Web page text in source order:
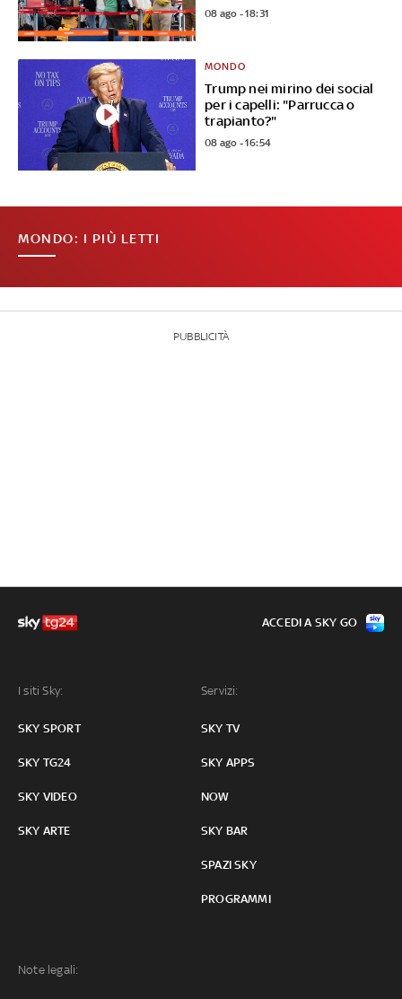
08 ago - 18:31
Trump nei mirino dei social
per i capelli: "Parrucca o
trapianto?"
MONDO
08 ago - 16:54
MONDO: I PIÙ LETTI
PUBBLICITÀ
I siti Sky:
SKY SPORT
SKY TG24
SKY VIDEO
SKY ARTE
Servizi:
SKY TV
SKY APPS
NOW
SKY BAR
SPAZI SKY
PROGRAMMI
Note legali:
ACCEDI A SKY GO